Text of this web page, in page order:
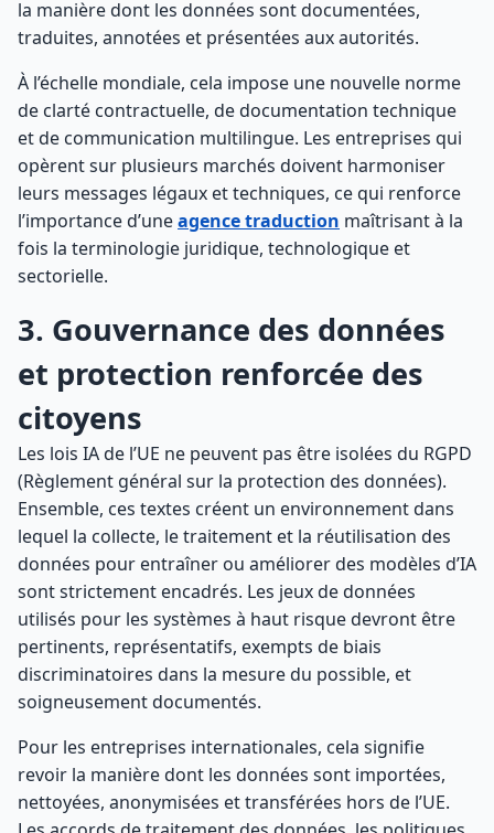
la manière dont les données sont documentées,
traduites, annotées et présentées aux autorités.
À l’échelle mondiale, cela impose une nouvelle norme
de clarté contractuelle, de documentation technique
et de communication multilingue. Les entreprises qui
opèrent sur plusieurs marchés doivent harmoniser
leurs messages légaux et techniques, ce qui renforce
l’importance d’uneagence traduction maîtrisant à la
fois la terminologie juridique, technologique et
sectorielle.
3. Gouvernance des données
et protection renforcée des
citoyens
Les lois IA de l’UE ne peuvent pas être isolées du RGPD
(Règlement général sur la protection des données).
Ensemble, ces textes créent un environnement dans
lequel la collecte, le traitement et la réutilisation des
données pour entraîner ou améliorer des modèles d’IA
sont strictement encadrés. Les jeux de données
utilisés pour les systèmes à haut risque devront être
pertinents, représentatifs, exempts de biais
discriminatoires dans la mesure du possible, et
soigneusement documentés.
Pour les entreprises internationales, cela signifie
revoir la manière dont les données sont importées,
nettoyées, anonymisées et transférées hors de l’UE.